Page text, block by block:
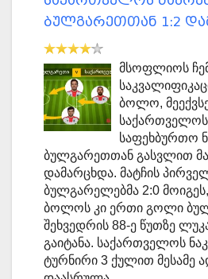
ბულგარეთთან 1:2
მსოფლიოს
ბოლო,
საფეხბურთო
ბულგარეთთან გასვლით
დამარცხდა. მატჩის
ბულგარელებმა 2:0
ბოლოს კი ერთი გოლი
შეხვედრის 88-ე წუთზე
გაიტანა. საქართველოს
ტურნირი 3 ქულით მესამე